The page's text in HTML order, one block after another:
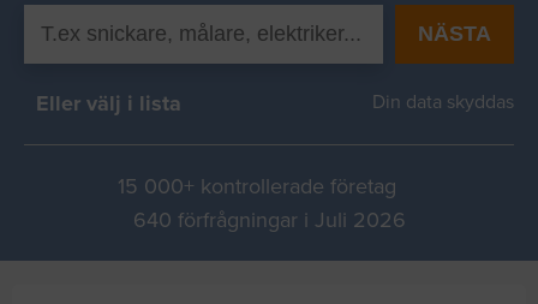
NÄSTA
Eller välj i lista Din data skyddas
15 000+ kontrollerade företag
640 förfrågningar i Juli 2026